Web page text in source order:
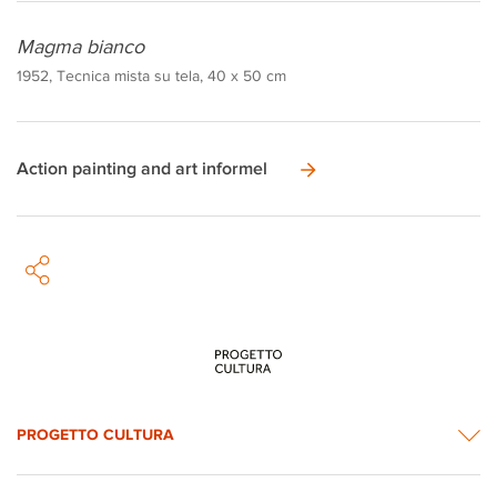
Magma bianco
1952, Tecnica mista su tela, 40 x 50 cm
Action painting and art informel
PROGETTO CULTURA